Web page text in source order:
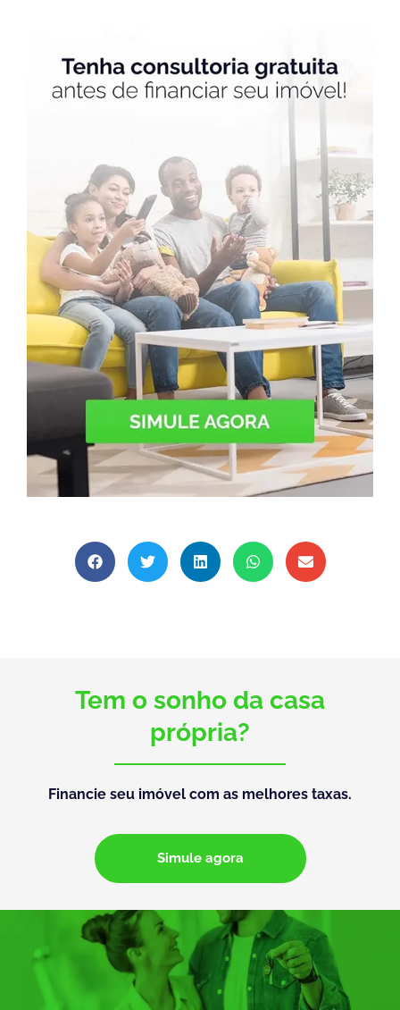
Tem o sonho da casa
própria?
Financie seu imóvel com as melhores taxas.
Simule agora